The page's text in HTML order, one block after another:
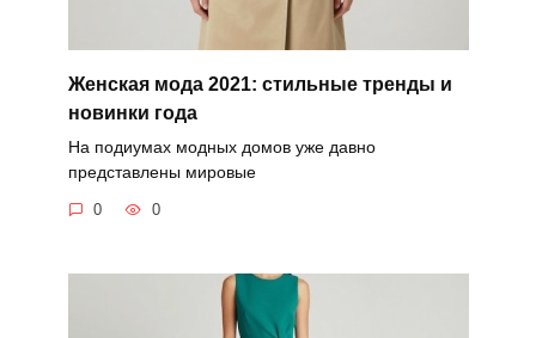
Женская мода 2021: стильные тренды и
новинки года
На подиумах модных домов уже давно
представлены мировые
0 0